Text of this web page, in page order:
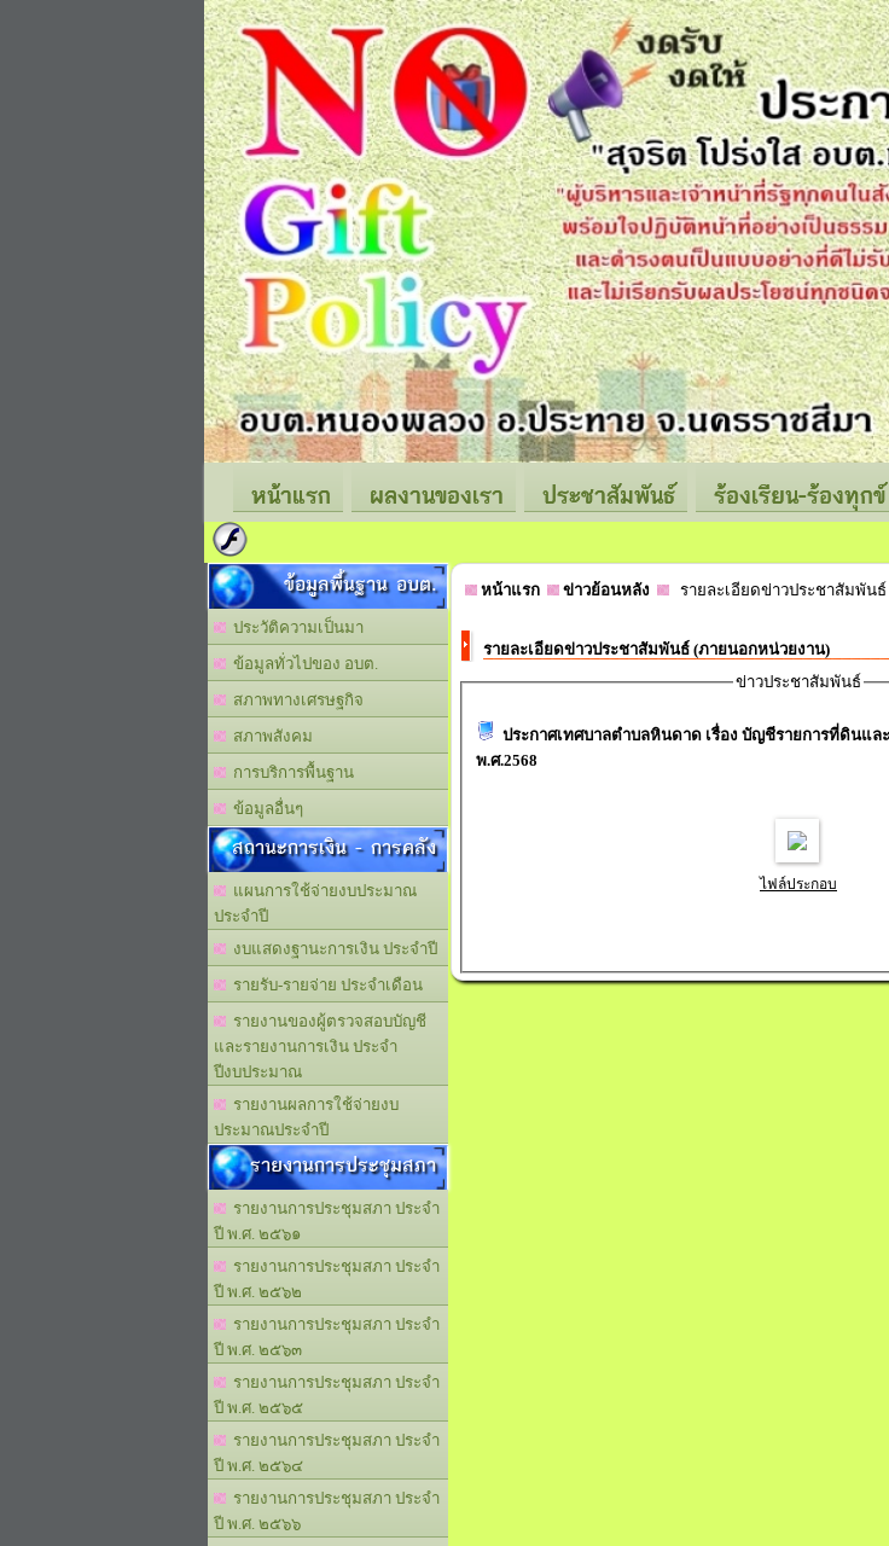
หน้าแรก ผลงานของเรา ประชาสัมพันธ์ ร้องเรียน-ร้องทุกข์
ข้อมูลพื้นฐาน อบต.
ประวัติความเป็นมา
ข้อมูลทั่วไปของ อบต.
สภาพทางเศรษฐกิจ
สภาพสังคม
การบริการพื้นฐาน
ข้อมูลอื่นๆ
สถานะการเงิน - การคลัง
แผนการใช้จ่ายงบประมาณ
ประจำปี
งบแสดงฐานะการเงิน ประจำปี
รายรับ-รายจ่าย ประจำเดือน
รายงานของผู้ตรวจสอบบัญชี
และรายงานการเงิน ประจำ
ปีงบประมาณ
รายงานผลการใช้จ่ายงบ
ประมาณประจำปี
รายงานการประชุมสภา
รายงานการประชุมสภา ประจำ
ปี พ.ศ. ๒๕๖๑
รายงานการประชุมสภา ประจำ
ปี พ.ศ. ๒๕๖๒
รายงานการประชุมสภา ประจำ
ปี พ.ศ. ๒๕๖๓
รายงานการประชุมสภา ประจำ
ปี พ.ศ. ๒๕๖๕
รายงานการประชุมสภา ประจำ
ปี พ.ศ. ๒๕๖๔
รายงานการประชุมสภา ประจำ
ปี พ.ศ. ๒๕๖๖
หน้าแรก ข่าวย้อนหลัง รายละเอียดข่าวประชาสัมพัน
รายละเอียดข่าวประชาสัมพันธ์ (ภายนอกหน่วยงาน)
ข่าวประชาสัมพันธ์
ประกาศเทศบาลตำบลหินดาด เรื่อง บัญชีรายการที่ดินแล
พ.ศ.2568
ไฟล์ประกอบ